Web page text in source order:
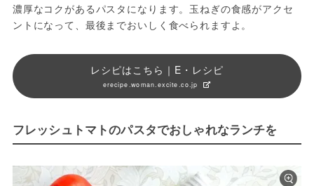
濃厚なコクがあるパスタになります。玉ねぎの食感がアクセ
ントになって、最後までおいしく食べられますよ。
レシピはこちら｜E・レシピ
erecipe.woman.excite.co.jp
フレッシュトマトのパスタでおしゃれなランチを